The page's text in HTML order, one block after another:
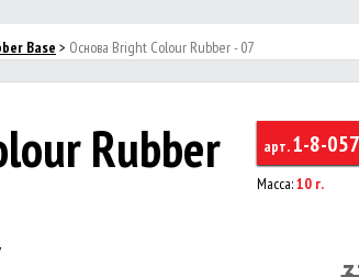
Base > Основа Bright Colour Rubber - 07
Rubber
арт.1-8-057
Масса:10 г.